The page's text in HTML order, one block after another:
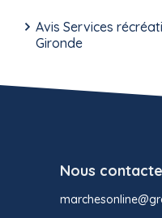
Avis Services
Gironde
Nous